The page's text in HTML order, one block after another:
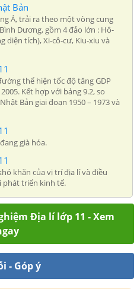
Bản
Á, trải ra theo một vòng cung
Dương, gồm 4 đảo lớn : Hô-
diện tích), Xi-cô-cư, Kiu-xiu và
thể hiện tốc độ tăng GDP
Kết hợp với bảng 9.2, so
Bản giai đoạn 1950 – 1973 và
già hóa.
khăn của vị trí địa lí và điều
phát triển kinh tế.
Địa lí lớp 11 - Xem
- Góp ý